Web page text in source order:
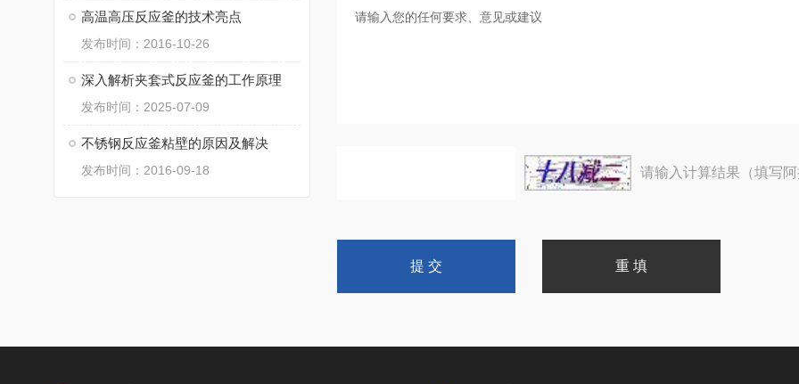
高温高压反应釜的技术亮点
发布时间：2016-10-26
深入解析夹套式反应釜的工作原理
发布时间：2025-07-09
不锈钢反应釜粘壁的原因及解决
发布时间：2016-09-18 请输入计算结果（填写